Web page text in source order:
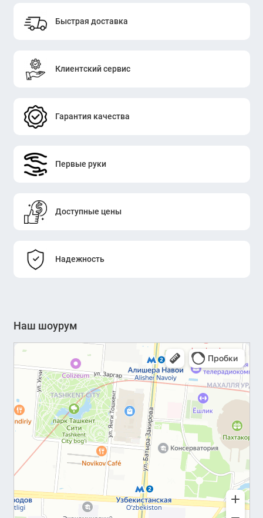
Быстрая доставка
Клиентский сервис
Гарантия качества
Первые руки
Доступные цены
Надежность
Наш шоурум